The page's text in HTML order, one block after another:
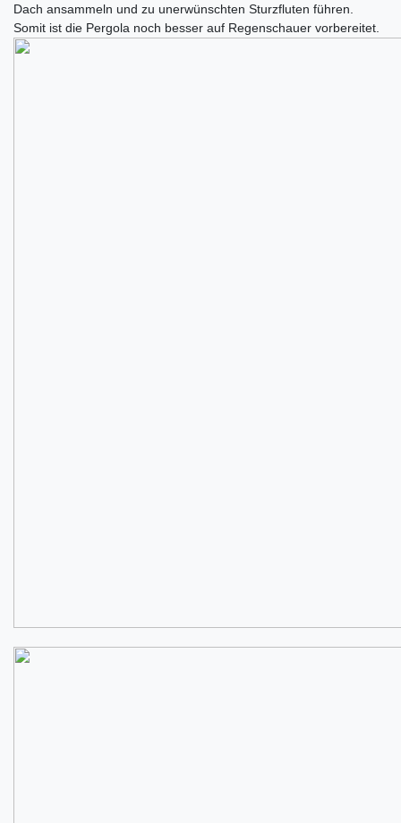
Dach ansammeln und zu unerwünschten Sturzfluten führen.
Somit ist die Pergola noch besser auf Regenschauer vorbereitet.